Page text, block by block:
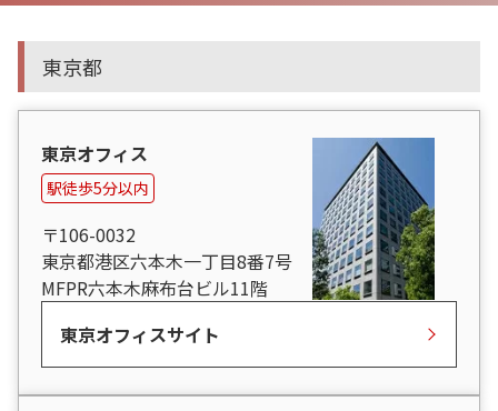
東京都
東京オフィス
駅徒歩5分以内
〒106-0032
東京都港区六本木一丁目8番7号
MFPR六本木麻布台ビル11階
東京オフィスサイト